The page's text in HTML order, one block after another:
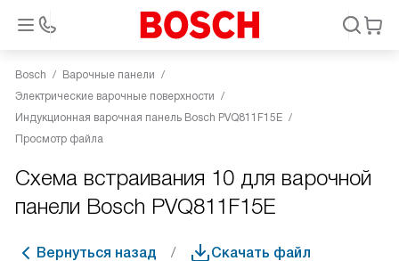
Bosch
Варочные панели
Электрические варочные поверхности
Индукционная варочная панель Bosch PVQ811F15E
Просмотр файла
Схема встраивания 10 для варочной
панели Bosch PVQ811F15E
Вернуться назад Скачать файл